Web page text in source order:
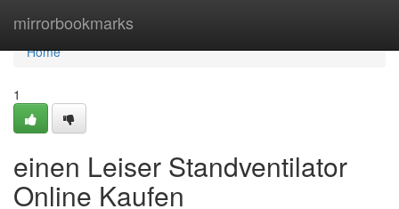
mirrorbookmarks
Home
Home
1
einen Leiser Standventilator
Online Kaufen